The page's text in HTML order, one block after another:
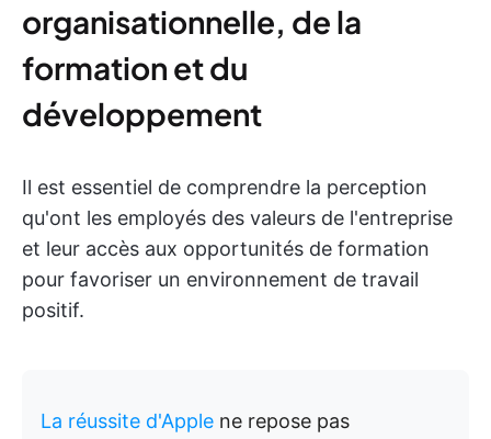
organisationnelle, de la
formation et du
développement
Il est essentiel de comprendre la perception
qu'ont les employés des valeurs de l'entreprise
et leur accès aux opportunités de formation
pour favoriser un environnement de travail
positif.
La réussite d'Apple ne repose pas